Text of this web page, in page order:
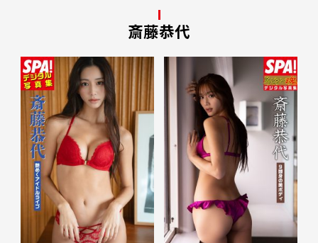
斎藤恭代